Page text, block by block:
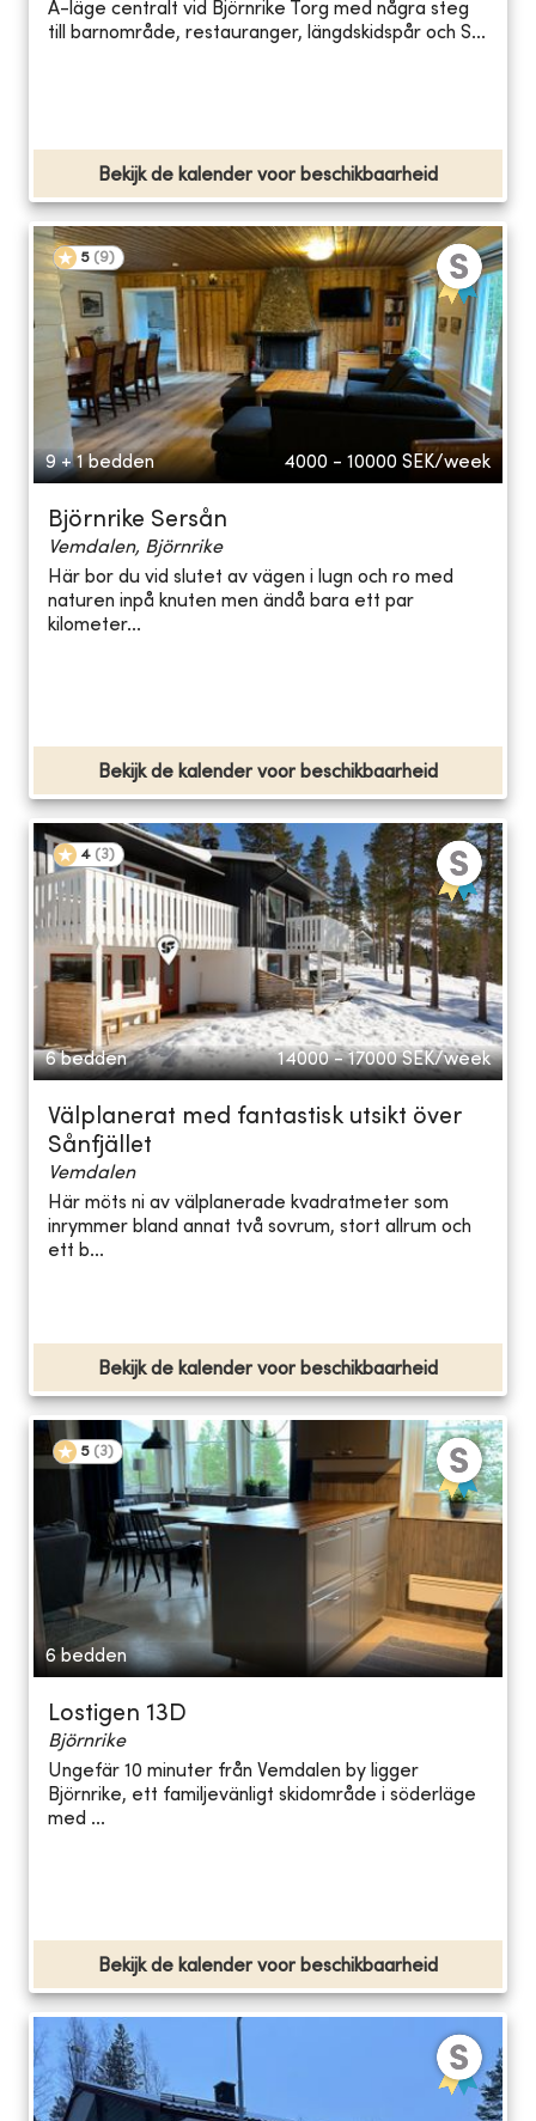
A-läge centralt vid Björnrike Torg med några steg
till barnområde, restauranger, längdskidspår och S...
Bekijk de kalender voor beschikbaarheid
5 (9)
9 + 1 bedden 4000 - 10000 SEK/week
Björnrike Sersån
Vemdalen, Björnrike
Här bor du vid slutet av vägen i lugn och ro med
naturen inpå knuten men ändå bara ett par
kilometer...
Bekijk de kalender voor beschikbaarheid
4 (3)
6 bedden 14000 - 17000 SEK/week
Välplanerat med fantastisk utsikt över
Sånfjället
Vemdalen
Här möts ni av välplanerade kvadratmeter som
inrymmer bland annat två sovrum, stort allrum och
ett b...
Bekijk de kalender voor beschikbaarheid
5 (3)
6 bedden
Lostigen 13D
Björnrike
Ungefär 10 minuter från Vemdalen by ligger
Björnrike, ett familjevänligt skidområde i söderläge
med ...
Bekijk de kalender voor beschikbaarheid